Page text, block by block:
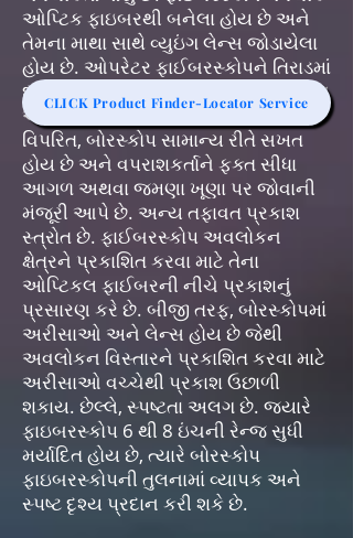
ઓપ્ટિક ફાઇબરથી બનેલા હોય છે અને
તેમના માથા સાથે વ્યુઇંગ લેન્સ જોડાયેલા
હોય છે. ઓપરેટર ફાઈબરસ્કોપને તિરાડમાં
દાખલ કર્યા પછી લેન્સને ફેરવી શકે છે. આ
ઓપરેટરના દૃષ્ટિકોણને વધારે છે. તેનાથી
વિપરિત, બોરસ્કોપ સામાન્ય રીતે સખત
હોય છે અને વપરાશકર્તાને ફક્ત સીધા
આગળ અથવા જમણા ખૂણા પર જોવાની
મંજૂરી આપે છે. અન્ય તફાવત પ્રકાશ
સ્ત્રોત છે. ફાઈબરસ્કોપ અવલોકન
ક્ષેત્રને પ્રકાશિત કરવા માટે તેના
ઓપ્ટિકલ ફાઈબરની નીચે પ્રકાશનું
પ્રસારણ કરે છે. બીજી તરફ, બોરસ્કોપમાં
અરીસાઓ અને લેન્સ હોય છે જેથી
અવલોકન વિસ્તારને પ્રકાશિત કરવા માટે
અરીસાઓ વચ્ચેથી પ્રકાશ ઉછાળી
શકાય. છેલ્લે, સ્પષ્ટતા અલગ છે. જ્યારે
ફાઇબરસ્કોપ 6 થી 8 ઇંચની રેન્જ સુધી
મર્યાદિત હોય છે, ત્યારે બોરસ્કોપ
ફાઇબરસ્કોપની તુલનામાં વ્યાપક અને
સ્પષ્ટ દૃશ્ય પ્રદાન કરી શકે છે.
CLICK Product Finder-Locator Service